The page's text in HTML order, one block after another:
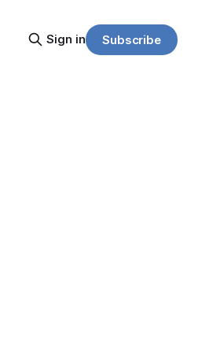
Sign in Subscribe